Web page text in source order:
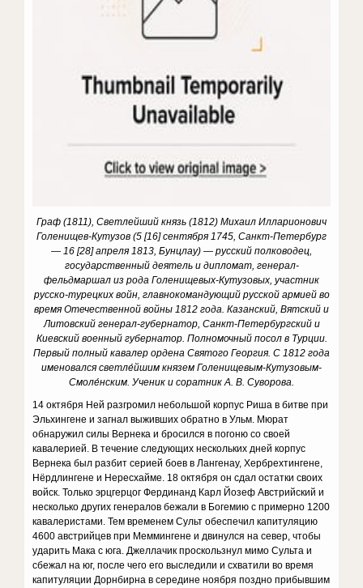
Граф (1811), Светлейший князь (1812) Михаил Илларионович
Голенищев-Кутузов (5 [16] сентября 1745, Санкт-Петербург
— 16 [28] апреля 1813, Бунцлау) — русский полководец,
государственный деятель и дипломат, генерал-
фельдмаршал из рода Голенищевых-Кутузовых, участник
русско-турецких войн, главнокомандующий русской армией во
время Отечественной войны 1812 года. Казанский, Вятский и
Литовский генерал-губернатор, Санкт-Петербургский и
Киевский военный губернатор. Полномочный посол в Турции.
Первый полный кавалер ордена Святого Георгия. С 1812 года
именовался светле́йшим князем Голенищевым-Кутузовым-
Смоле́нским. Ученик и соратник А. В. Суворова.
14 октября Ней разгромил небольшой корпус Риша в битве при
Эльхингене и загнал выживших обратно в Ульм. Мюрат
обнаружил силы Вернека и бросился в погоню со своей
кавалерией. В течение следующих нескольких дней корпус
Вернека был разбит серией боев в Лангенау, Хербрехтингене,
Нёрдлингене и Нересхайме. 18 октября он сдал остатки своих
войск. Только эрцгерцог Фердинанд Карл Йозеф Австрийский и
несколько других генералов бежали в Богемию с примерно 1200
кавалеристами. Тем временем Сульт обеспечил капитуляцию
4600 австрийцев при Меммингене и двинулся на север, чтобы
ударить Мака с юга. Джеллачик проскользнул мимо Сульта и
сбежал на юг, после чего его выследили и схватили во время
капитуляции Дорнбирна в середине ноября поздно прибывшим